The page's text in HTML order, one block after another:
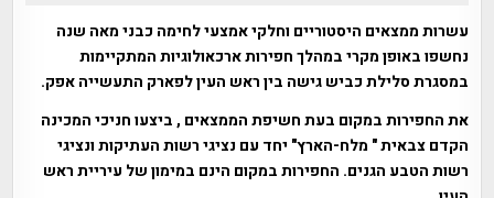
עשרות ממצאים היסטוריים וחלקי אמצעי לחימה כבני מאה שנה
נחשפו באופן מקרי במהלך חפירות ארכאולוגיות המתקיימות
במסגרת סלילת כביש גישה בין ראש העין לפארק התעשייה אפק.
את החפירות במקום בעת חשיפת הממצאים , ביצעו חניכי המכינה
הקדם צבאית " מלח-הארץ" יחד עם נציגי רשות העתיקות ונציגי
רשות הטבע הגנים. החפירות במקום הינם במימון של עיריית ראש